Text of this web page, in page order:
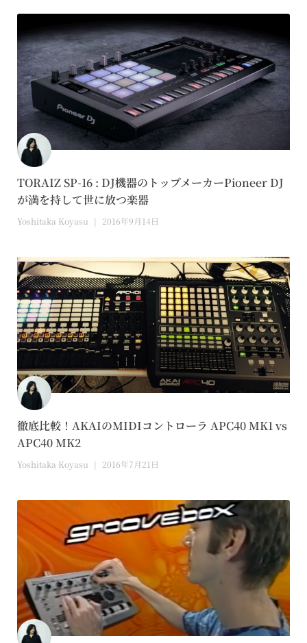
TORAIZ SP-16 : DJ機器のトップメーカーPioneer DJ
が満を持して世に放つ楽器
Yoshitaka Koyasu 2016年9月14日
徹底比較！AKAIのMIDIコントローラ APC40 MK1 vs
APC40 MK2
Yoshitaka Koyasu 2016年7月21日